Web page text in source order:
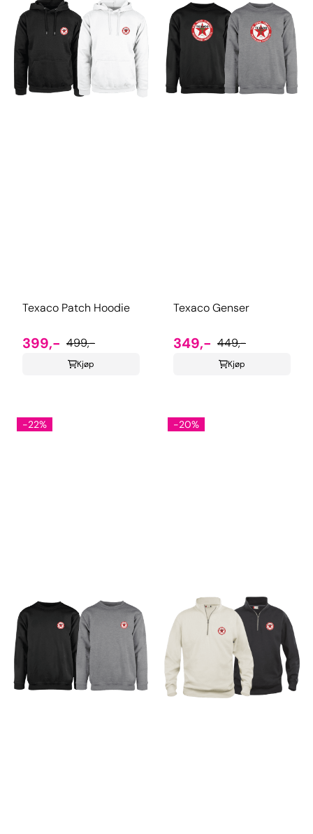
Texaco Patch Hoodie
399,- 499,-
Kjøp
Texaco Genser
349,- 449,-
Kjøp
-22% -20%